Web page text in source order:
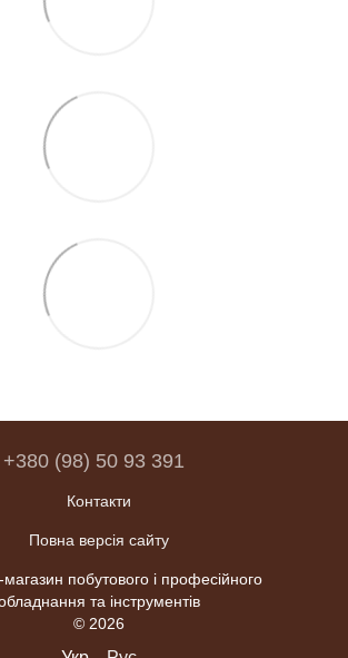
+380 (98) 50 93 391
Контакти
Повна версія сайту
магазин побутового і професійного
та інструментів
© 2026